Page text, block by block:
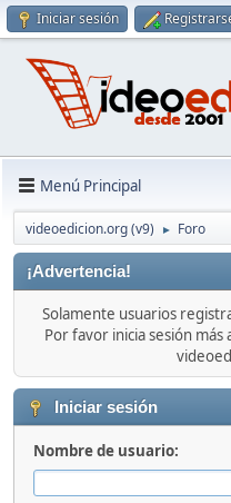
Iniciar sesión
Menú Principal
videoedicion.org (v9) ► Foro
¡Advertencia!
Solamente usuarios
Por favor inicia sesión más
Iniciar sesión
Nombre de usuario: